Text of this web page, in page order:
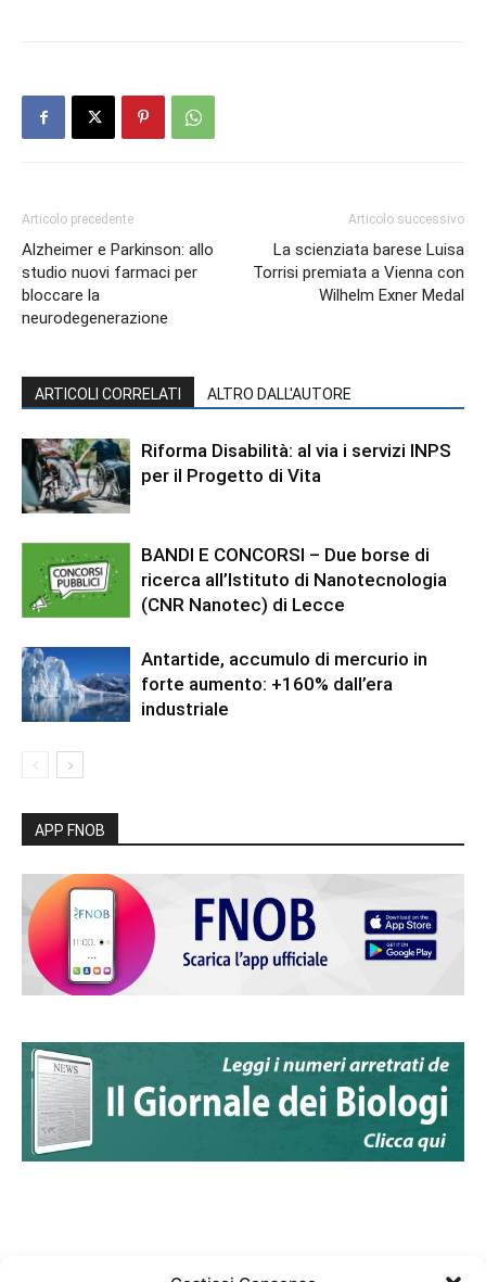
Articolo precedente
Alzheimer e Parkinson: allo
studio nuovi farmaci per
bloccare la
neurodegenerazione
Articolo successivo
La scienziata barese Luisa
Torrisi premiata a Vienna con
Wilhelm Exner Medal
ARTICOLI CORRELATI ALTRO DALL'AUTORE
Riforma Disabilità: al via i servizi INPS
per il Progetto di Vita
BANDI E CONCORSI – Due borse di
ricerca all’Istituto di Nanotecnologia
(CNR Nanotec) di Lecce
Antartide, accumulo di mercurio in
forte aumento: +160% dall’era
industriale
APP FNOB